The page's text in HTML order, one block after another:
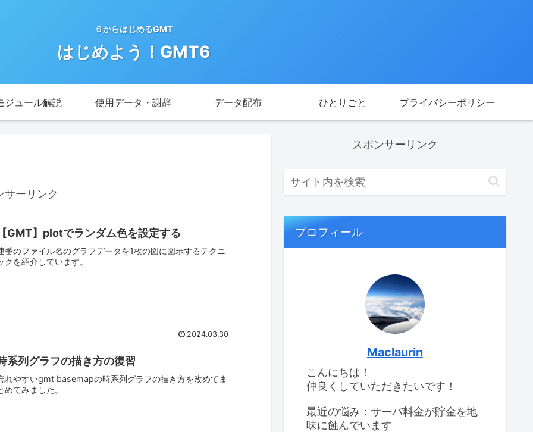
６からはじめるGMT
はじめよう！GMT6
ジュール解説 使用データ・謝辞 データ配布 ひとりごと プライバシーポリシー
サーリンク
【GMT】plotでランダム色を設定する
番のファイル名のグラフデータを1枚の図に図示するテクニ
クを紹介しています。
2024.03.30
系列グラフの描き方の復習
れやすいgmt basemapの時系列グラフの描き方を改めてま
めてみました。
スポンサーリンク
プロフィール
Maclaurin
こんにちは！
仲良くしていただきたいです！
最近の悩み：サーバ料金が貯金を地
味に蝕んでいます